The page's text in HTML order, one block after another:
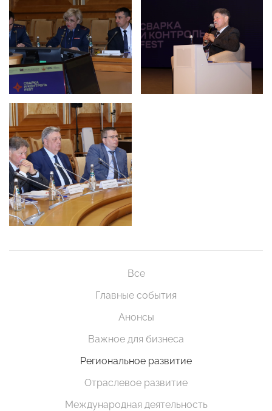
Все
Главные события
Анонсы
Важное для бизнеса
Региональное развитие
Отраслевое развитие
Международная деятельность